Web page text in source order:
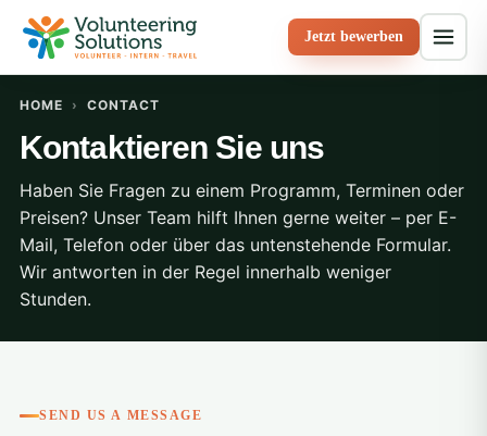
Jetzt bewerben
HOME › CONTACT
Kontaktieren Sie uns
Haben Sie Fragen zu einem Programm, Terminen oder
Preisen? Unser Team hilft Ihnen gerne weiter – per E-
Mail, Telefon oder über das untenstehende Formular.
Wir antworten in der Regel innerhalb weniger
Stunden.
SEND US A MESSAGE